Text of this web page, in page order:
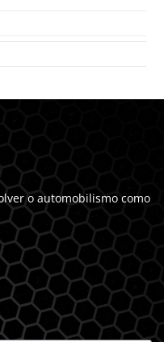
o automobilismo como